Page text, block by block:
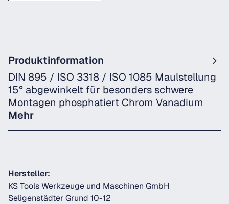
Produktinformation
DIN 895 / ISO 3318 / ISO 1085 Maulstellung
15° abgewinkelt für besonders schwere
Montagen phosphatiert Chrom Vanadium
Mehr
Hersteller:
KS Tools Werkzeuge und Maschinen GmbH
Seligenstädter Grund 10-12